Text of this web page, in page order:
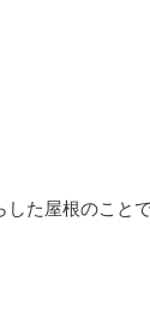
した屋根のこと